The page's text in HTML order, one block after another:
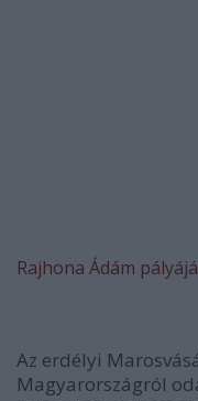
Rajhona Ádám
Az erdélyi
Magyarországról